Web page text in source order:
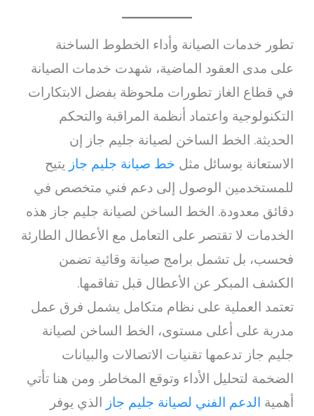
تطور خدمات الصيانة وأداء الخطوط الساخنة
على مدى العقود الماضية، شهدت خدمات الصيانة
في قطاع الغاز تطورات ملحوظة بفضل الابتكارات
التكنولوجية واعتماد أنظمة المراقبة والتحكم
الحديثة. الخط الساخن لصيانة جليم جاز إن
الاستعانة بوسائل مثل خط صيانة جليم جاز يتيح
للمستخدمين الوصول إلى دعم فني متخصص في
دقائق معدودة. الخط الساخن لصيانة جليم جاز هذه
الخدمات لا تقتصر على التعامل مع الأعطال الطارئة
فحسب، بل تشمل برامج صيانة وقائية تضمن
الكشف المبكر عن الأعطال قبل تفاقمها.
تعتمد العملية على نظام متكامل يشمل فرق عمل
مدربة على أعلى مستوى، الخط الساخن لصيانة
جليم جاز تدعمها تقنيات الاتصالات والبيانات
الضخمة لتحليل الأداء وتوقع المخاطر. ومن هنا تأتي
أهمية الدعم الفني لصيانة جليم جاز الذي يوفر